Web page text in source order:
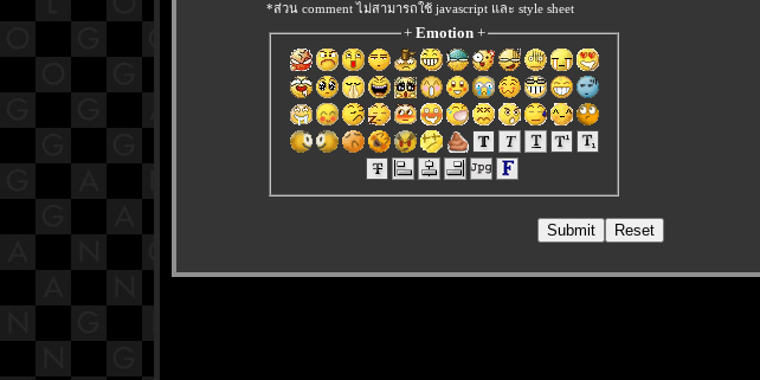
*ส่วน comment ไม่สามารถใช้ javascript และ style sheet
+ Emotion+